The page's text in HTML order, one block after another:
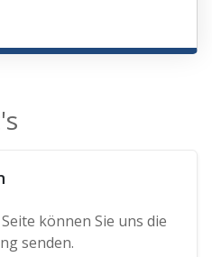
können Sie uns die
senden.